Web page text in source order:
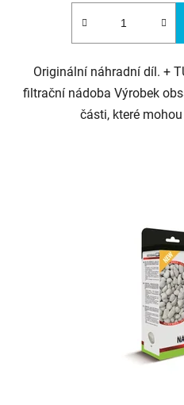
Originální náhradní díl. +
filtrační nádoba Výrobek
části, které